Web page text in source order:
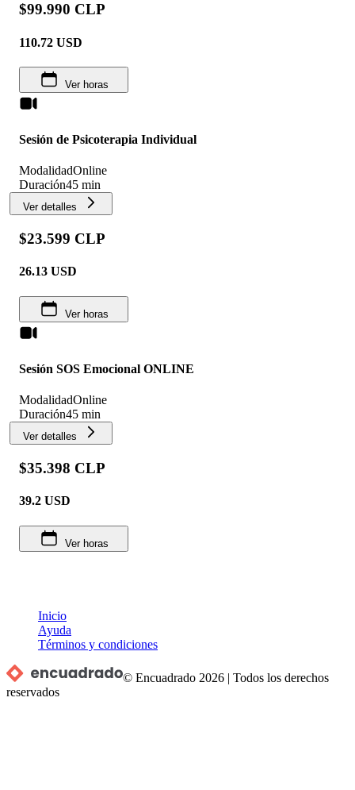
$99.990 CLP
110.72 USD
Ver horas
Sesión de Psicoterapia Individual
ModalidadOnline
Duración45 min
Ver detalles
$23.599 CLP
26.13 USD
Ver horas
Sesión SOS Emocional ONLINE
ModalidadOnline
Duración45 min
Ver detalles
$35.398 CLP
39.2 USD
Ver horas
Inicio
Ayuda
Términos y condiciones
© Encuadrado 2026 |Todos los derechos
reservados